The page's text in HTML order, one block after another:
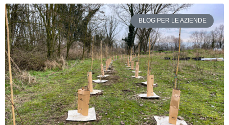
BLOG PER LE AZIENDE